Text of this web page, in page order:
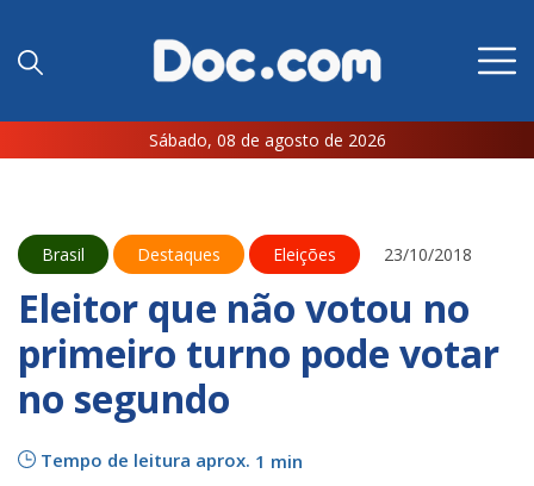
Sábado, 08 de agosto de 2026
Brasil Destaques Eleições 23/10/2018
Eleitor que não votou no
primeiro turno pode votar
no segundo
Tempo de leitura aprox. 1 min